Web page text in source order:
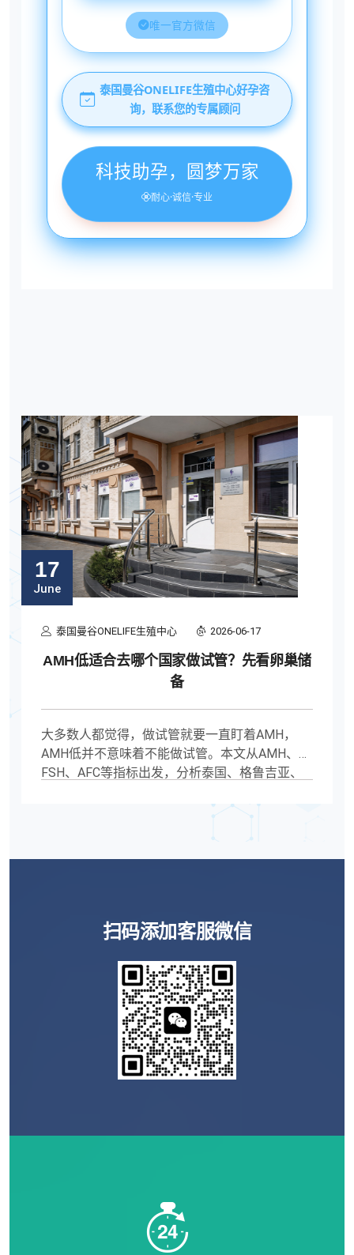
唯一官方微信
泰国曼谷ONELIFE生殖中心好孕咨
询，联系您的专属顾问
科技助孕，圆梦万家
耐心·诚信·专业
17
June
泰国曼谷ONELIFE生殖中心 2026-06-17
AMH低适合去哪个国家做试管？先看卵巢储
备
大多数人都觉得，做试管就要一直盯着AMH，
AMH低并不意味着不能做试管。本文从AMH、
FSH、AFC等指标出发，分析泰国、格鲁吉亚、
群、促排方案、胚胎培养、PGT检测及实际流
扫码添加客服微信